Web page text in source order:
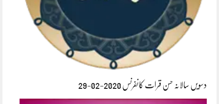
دسویں سالانہ حسن قرات کانفرنس 2020-02-29